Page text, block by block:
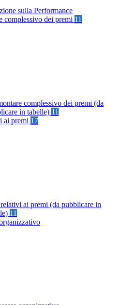
sulla Performance
complessivo dei premi 11
complessivo dei premi (da
in tabelle) 11
ai premi 17
ai premi (da pubblicare in
11